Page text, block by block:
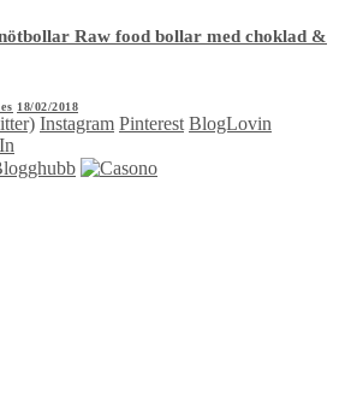
Raw food bollar med choklad &
18/02/2018
Instagram Pinterest BlogLovin